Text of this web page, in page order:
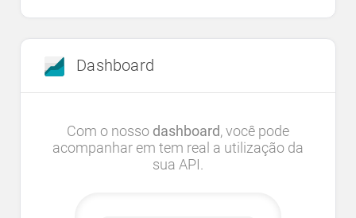
Dashboard
Com o nosso dashboard, você pode
acompanhar em tem real a utilização da
sua API.